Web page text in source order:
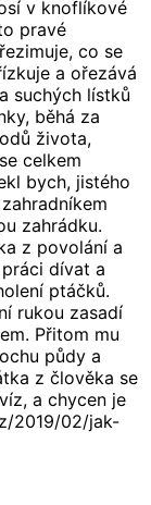
v knoflíkové
pravé
co se
a ořezává
suchých lístků
běhá za
života,
celkem
bych, jistého
zahrádku.
z povolání a
dívat a
ptáčků.
rukou zasadí
Přitom mu
půdy a
z člověka se
a chycen je
2019/02/jak-